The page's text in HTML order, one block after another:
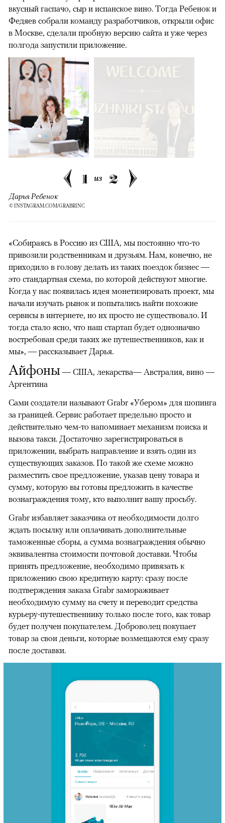
вкусный гаспачо, сыр и испанское вино. Тогда Ребенок и
Федяев собрали команду разработчиков, открыли офис
в Москве, сделали пробную версию сайта и уже через
полгода запустили приложение.
1 из 2
Дарья Ребенок
© INSTAGRAM.COM/GRABRINC
«Собираясь в Россию из США, мы постоянно что-то
привозили родственникам и друзьям. Нам, конечно, не
приходило в голову делать из таких поездок бизнес —
это стандартная схема, по которой действуют многие.
Когда у нас появилась идея монетизировать проект, мы
начали изучать рынок и попытались найти похожие
сервисы в интернете, но их просто не существовало. И
тогда стало ясно, что наш стартап будет однозначно
востребован среди таких же путешественников, как и
мы», — рассказывает Дарья.
Айфоны — США, лекарства— Австралия, вино —
Аргентина
Сами создатели называют Grabr «Убером» для шопинга
за границей. Сервис работает предельно просто и
действительно чем-то напоминает механизм поиска и
вызова такси. Достаточно зарегистрироваться в
приложении, выбрать направление и взять один из
существующих заказов. По такой же схеме можно
разместить свое предложение, указав цену товара и
сумму, которую вы готовы предложить в качестве
вознаграждения тому, кто выполнит вашу просьбу.
Grabr избавляет заказчика от необходимости долго
ждать посылку или оплачивать дополнительные
таможенные сборы, а сумма вознаграждения обычно
эквивалентна стоимости почтовой доставки. Чтобы
принять предложение, необходимо привязать к
приложению свою кредитную карту: сразу после
подтверждения заказа Grabr замораживает
необходимую сумму на счету и переводит средства
курьеру-путешественнику только после того, как товар
будет получен покупателем. Доброволец покупает
товар за свои деньги, которые возмещаются ему сразу
после доставки.